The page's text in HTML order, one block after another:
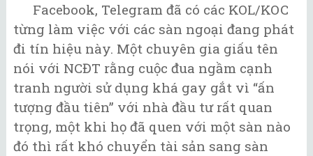
Facebook, Telegram đã có các KOL/KOC
từng làm việc với các sàn ngoại đang phát
đi tín hiệu này. Một chuyên gia giấu tên
nói với NCĐT rằng cuộc đua ngầm cạnh
tranh người sử dụng khá gay gắt vì “ấn
tượng đầu tiên” với nhà đầu tư rất quan
trọng, một khi họ đã quen với một sàn nào
đó thì rất khó chuyển tài sản sang sàn